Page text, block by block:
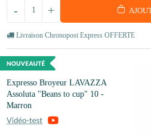
+
-
Livraison Chronopost Express OFFERTE
Expresso Broyeur LAVAZZA
Assoluta "Beans to cup" 10 -
Marron